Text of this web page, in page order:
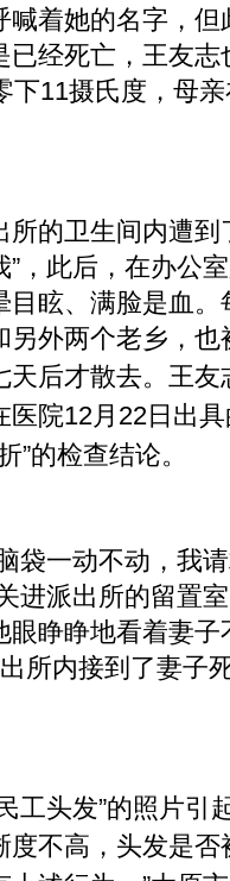
喊着她的名字，
经死亡，王友
下11摄氏度，母
的卫生间内遭到
，此后，在办公
眩、满脸是血
外两个老乡，
后才散去。 王友
院12月22日出
的检查结论。
一动不动，我请
进派出所的留置
睁睁地看着妻
所内接到了妻子
头发”的照片引
度不高，头发是